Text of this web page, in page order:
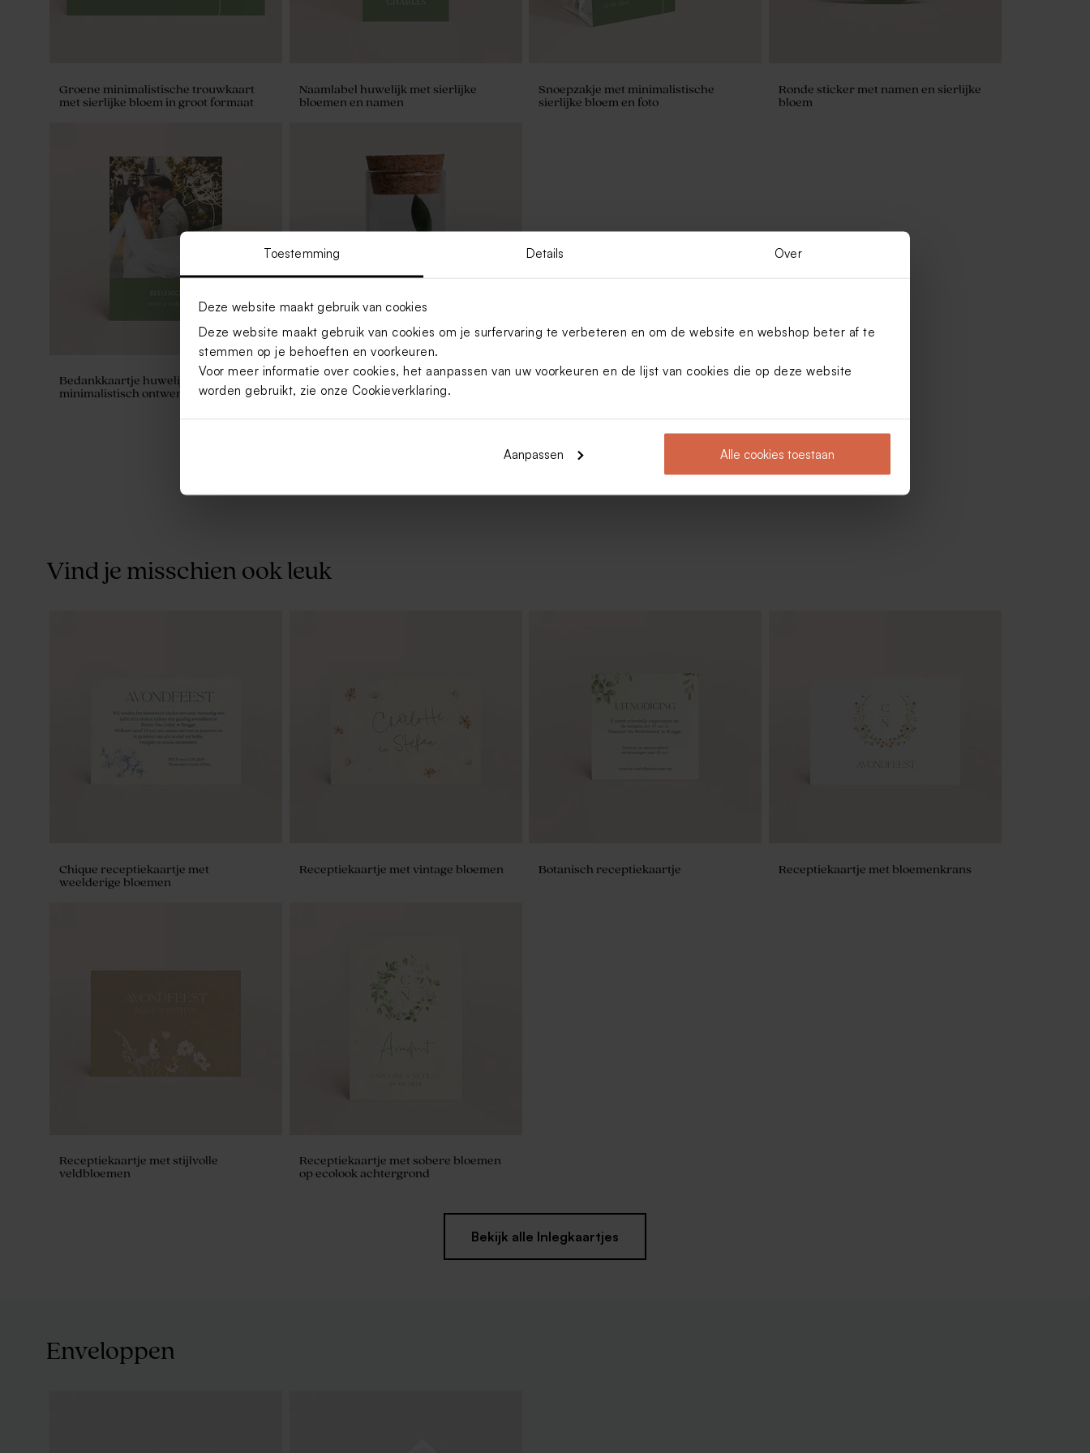
Toestemming Details Over
Deze website maakt gebruik van cookies
Deze website maakt gebruik van cookies om je surfervaring te verbeteren en om de website en webshop beter af te
stemmen op je behoeften en voorkeuren.
Voor meer informatie over cookies, het aanpassen van uw voorkeuren en de lijst van cookies die op deze website
worden gebruikt, zie onze Cookieverklaring.
Aanpassen Alle cookies toestaan
Groene minimalistische trouwkaart
met sierlijke bloem in groot formaat
Naamlabel huwelijk met sierlijke
bloemen en namen
Snoepzakje met minimalistische
sierlijke bloem en foto
Ronde sticker met namen en sierlijke
bloem
Bedankkaartje huwelijk met foto en
minimalistisch ontwerp met bloem
Set van 12 bedankjes met badzout en
badbom - groen
Set met 27 trouwbedankjes groen Bellenblaas groen Sage green lint smal katoen
badzout en badbom - lichtgroen
Groen flesje voor geurstokjes
Toon meer
Vind je misschien ook leuk
Chique receptiekaartje met
weelderige bloemen
Receptiekaartje met vintage bloemen Botanisch receptiekaartje Receptiekaartje met bloemenkrans
Receptiekaartje met stijlvolle
veldbloemen
Receptiekaartje met sobere bloemen
op ecolook achtergrond
Bekijk alle Inlegkaartjes
Enveloppen